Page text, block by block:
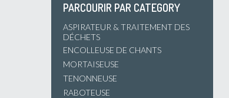
PARCOURIR PAR CATEGORY
ASPIRATEUR & TRAITEMENT DES
DÉCHETS
ENCOLLEUSE DE CHANTS
MORTAISEUSE
TENONNEUSE
RABOTEUSE